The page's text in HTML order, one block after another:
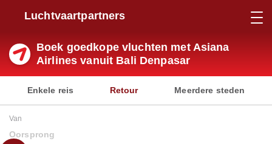
Luchtvaartpartners
Boek goedkope vluchten met Asiana
Airlines vanuit Bali Denpasar
Enkele reis Retour Meerdere steden
Van
Oorsprong